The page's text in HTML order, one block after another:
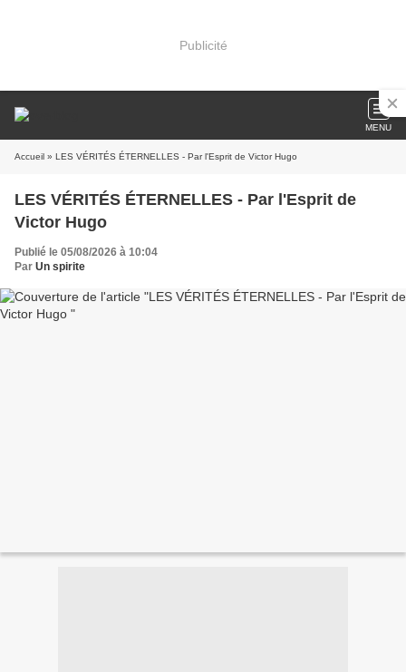
Publicité
MENU
Accueil » LES VÉRITÉS ÉTERNELLES - Par l'Esprit de Victor Hugo
LES VÉRITÉS ÉTERNELLES - Par l'Esprit de
Victor Hugo
Publié le 05/08/2026 à 10:04
Par Un spirite